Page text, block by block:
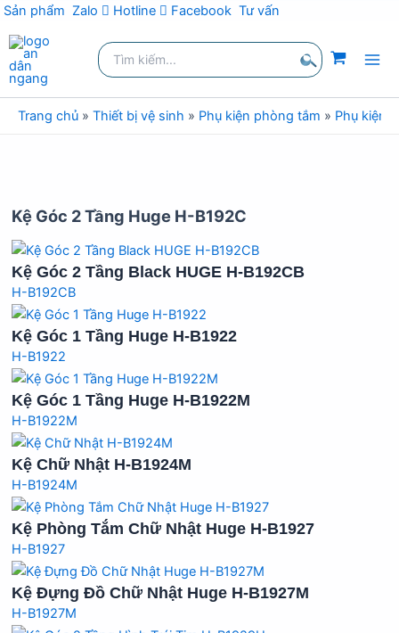
Sản phẩm Zalo Hotline Facebook Tư vấn
Nhảy
tới
nội
dung
Tìm
kiếm:
kiếm
Trang chủ » Thiết bị vệ sinh » Phụ kiện phòng tắm » Phụ kiện
Kệ Góc 2 Tầng Huge H-B192C
Kệ Góc 2 Tầng Black HUGE H-B192CB
H-B192CB
Kệ Góc 1 Tầng Huge H-B1922
H-B1922
Kệ Góc 1 Tầng Huge H-B1922M
H-B1922M
Kệ Chữ Nhật H-B1924M
H-B1924M
Kệ Phòng Tắm Chữ Nhật Huge H-B1927
H-B1927
Kệ Đựng Đồ Chữ Nhật Huge H-B1927M
H-B1927M